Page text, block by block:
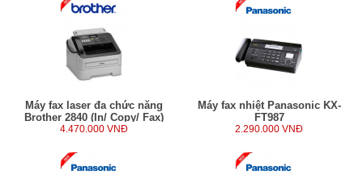
Máy fax laser đa chức năng
Brother 2840 (In/ Copy/ Fax)
4.470.000 VNĐ
Máy fax nhiệt Panasonic KX-
FT987
2.290.000 VNĐ